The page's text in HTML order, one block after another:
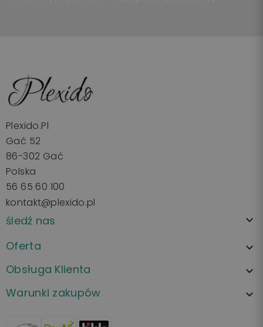
Plexido.pl
Gać 52
86-302 Gać
Polska
56 65 60 100
kontakt@plexido.pl
śledź nas 
Oferta 
Obsługa Klienta 
Warunki zakupów 